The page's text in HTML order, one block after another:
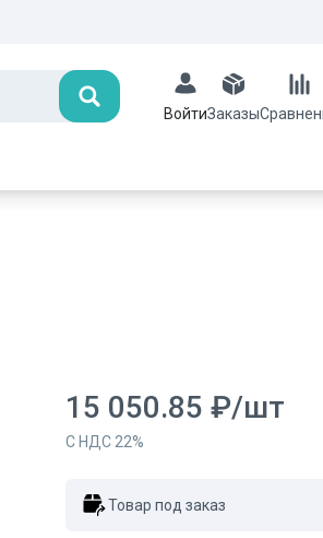
Поиск
ВойтиЗаказы
15 050.85 ₽/шт
С НДС 22%
Товар под заказ